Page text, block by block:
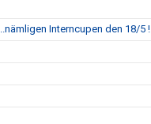
Interncupen den 18/5 !